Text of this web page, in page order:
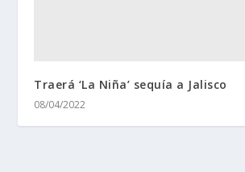
Traerá ‘La Niña’ sequía a Jalisco
08/04/2022